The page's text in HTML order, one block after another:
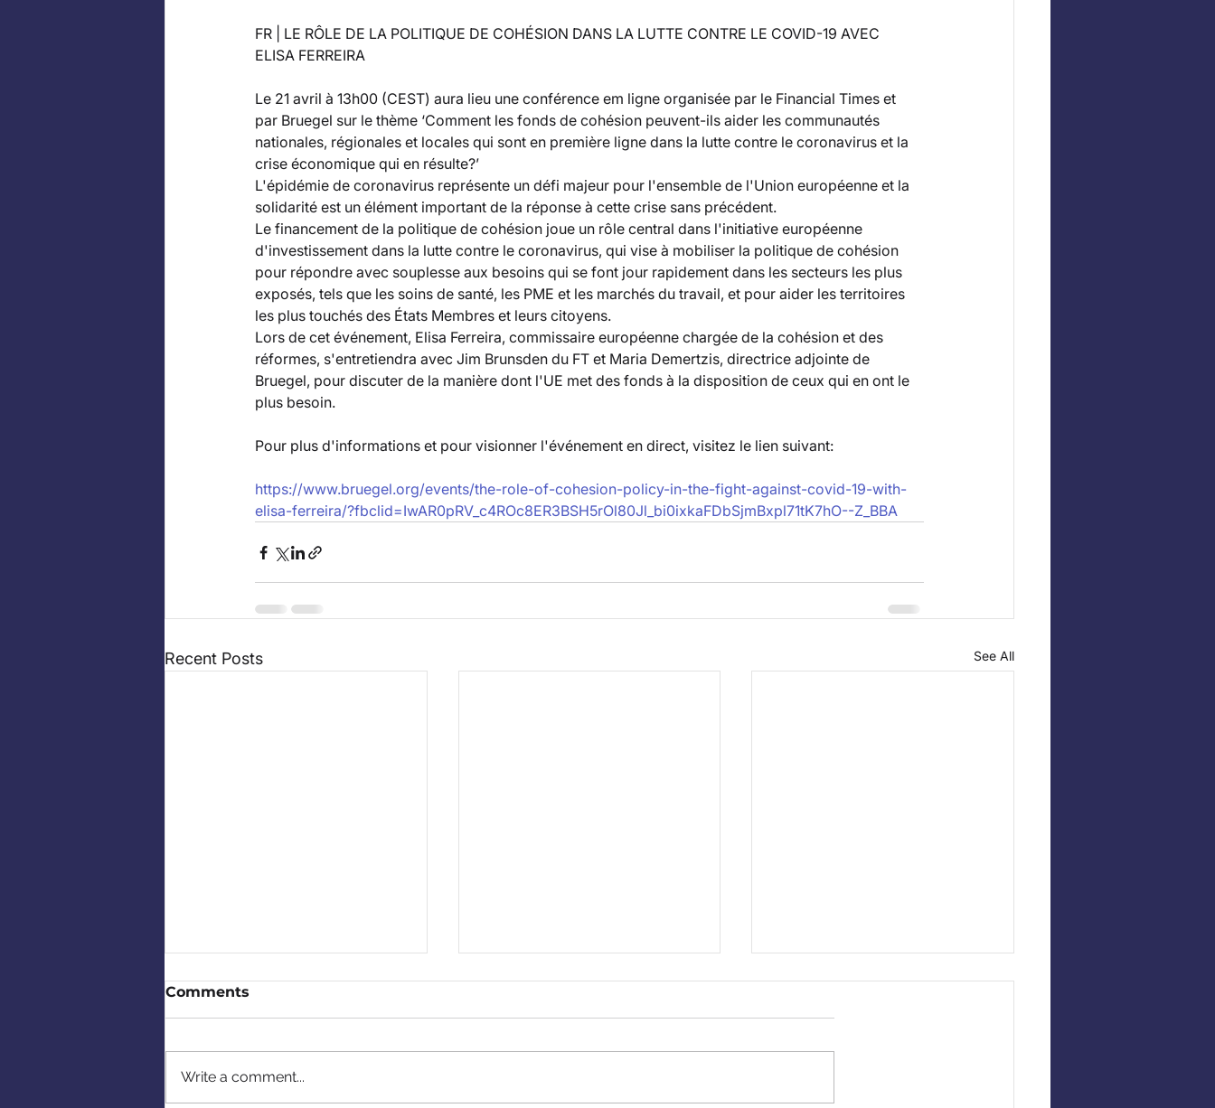
FR | LE RÔLE DE LA POLITIQUE DE COHÉSION DANS LA LUTTE CONTRE LE COVID-19 AVEC
ELISA FERREIRA
Le 21 avril à 13h00 (CEST) aura lieu une conférence em ligne organisée par le Financial Times et
par Bruegel sur le thème ‘Comment les fonds de cohésion peuvent-ils aider les communautés
nationales, régionales et locales qui sont en première ligne dans la lutte contre le coronavirus et la
crise économique qui en résulte?’
L'épidémie de coronavirus représente un défi majeur pour l'ensemble de l'Union européenne et la
solidarité est un élément important de la réponse à cette crise sans précédent.
Le financement de la politique de cohésion joue un rôle central dans l'initiative européenne
d'investissement dans la lutte contre le coronavirus, qui vise à mobiliser la politique de cohésion
pour répondre avec souplesse aux besoins qui se font jour rapidement dans les secteurs les plus
exposés, tels que les soins de santé, les PME et les marchés du travail, et pour aider les territoires
les plus touchés des États Membres et leurs citoyens.
Lors de cet événement, Elisa Ferreira, commissaire européenne chargée de la cohésion et des
réformes, s'entretiendra avec Jim Brunsden du FT et Maria Demertzis, directrice adjointe de
Bruegel, pour discuter de la manière dont l'UE met des fonds à la disposition de ceux qui en ont le
plus besoin.
Pour plus d'informations et pour visionner l'événement en direct, visitez le lien suivant:
https://www.bruegel.org/events/the-role-of-cohesion-policy-in-the-fight-against-covid-19-with-
elisa-ferreira/?fbclid=IwAR0pRV_c4ROc8ER3BSH5rOl80Jl_bi0ixkaFDbSjmBxpl71tK7hO--Z_BBA
Recent Posts See All
Comments
Write a comment...